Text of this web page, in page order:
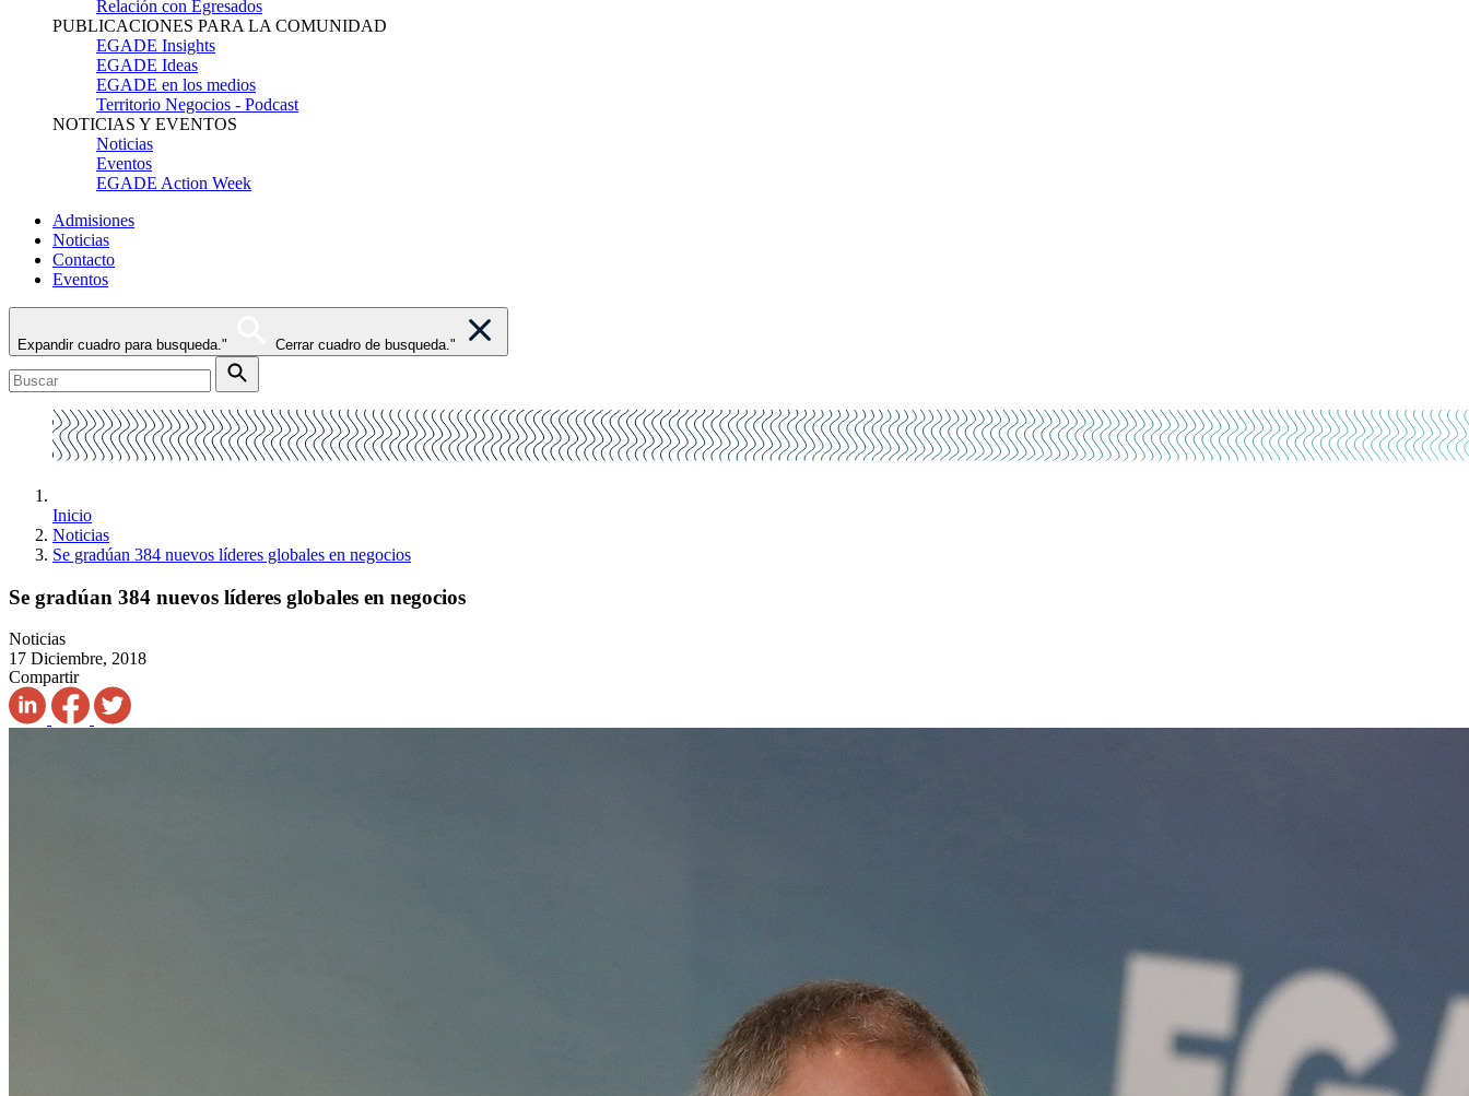
Relación con Egresados
PUBLICACIONES PARA LA COMUNIDAD
EGADE Insights
EGADE Ideas
EGADE en los medios
Territorio Negocios - Podcast
NOTICIAS Y EVENTOS
Noticias
Eventos
EGADE Action Week
Admisiones
Noticias
Contacto
Eventos
Expandir cuadro para busqueda." Cerrar cuadro de busqueda."
Inicio
Noticias
Se gradúan 384 nuevos líderes globales en negocios
Se gradúan 384 nuevos líderes globales en negocios
Noticias
17 Diciembre, 2018
Compartir